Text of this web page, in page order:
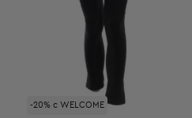
-20% с WELCOME